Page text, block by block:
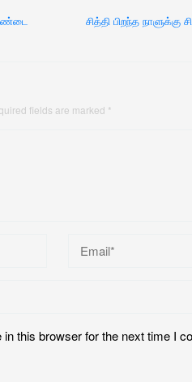
சித்தி பிறந்த
fields are marked *
this browser for the next time I